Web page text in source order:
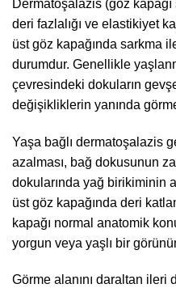
Dermatoşalazis (göz kapağı
deri fazlalığı ve elastikiyet
üst göz kapağında sarkma
durumdur. Genellikle
çevresindeki dokuların
değişikliklerin yanında
Yaşa bağlı dermatoşalazis
azalması, bağ dokusunun
dokularında yağ birikiminin
üst göz kapağında deri
kapağı normal anatomik
yorgun veya yaşlı bir
Görme alanını daraltan ileri